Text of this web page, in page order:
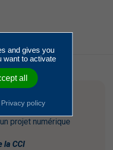
projet numérique
la CCI
and gives you
want to activate
all
Privacy policy